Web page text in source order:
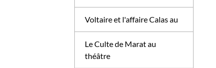
Voltaire et l'affaire Calas au
Le Culte de Marat au
théâtre